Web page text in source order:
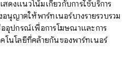
ดงแนวโน้มเกี่ยวกับการใช้บริการ
อนุญาตให้พาร์ทเนอร์บางรายรวบรวม
ออุปกรณ์เพื่อการโฆษณาและการ
โนโลยีที่คล้ายกันของพาร์ทเนอร์